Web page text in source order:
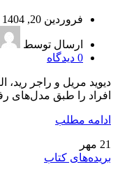
فروردین 20, 1404
ارسال توسط
0 دیدگاه
دیوید مریل و راجر رید،
افراد را طبق مدل‌های
ادامه مطلب
21 مهر
بریده‌های کتاب